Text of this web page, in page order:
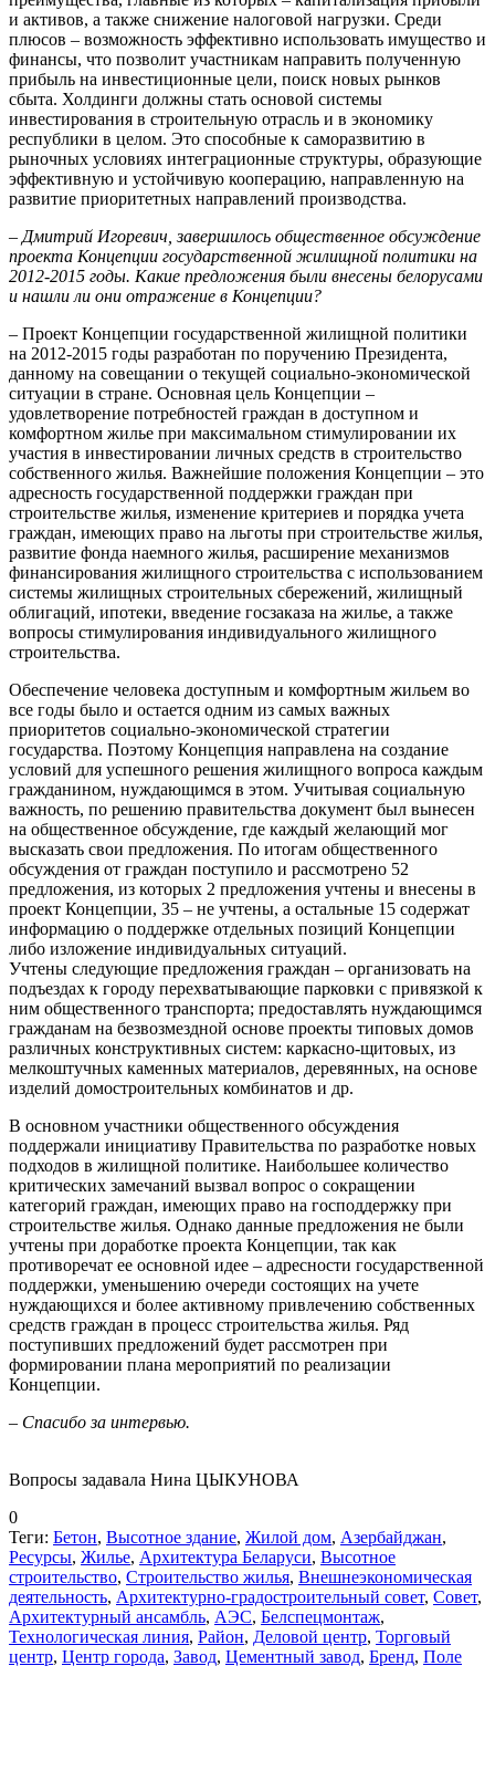
и активов, а также снижение налоговой нагрузки. Среди
плюсов – возможность эффективно использовать имущество и
финансы, что позволит участникам направить полученную
прибыль на инвестиционные цели, поиск новых рынков
сбыта. Холдинги должны стать основой системы
инвестирования в строительную отрасль и в экономику
республики в целом. Это способные к саморазвитию в
рыночных условиях интеграционные структуры, образующие
эффективную и устойчивую кооперацию, направленную на
развитие приоритетных направлений производства.
– Дмитрий Игоревич, завершилось общественное обсуждение
проекта Концепции государственной жилищной политики на
2012-2015 годы. Какие предложения были внесены белорусами
и нашли ли они отражение в Концепции?
– Проект Концепции государственной жилищной политики
на 2012-2015 годы разработан по поручению Президента,
данному на совещании о текущей социально-экономической
ситуации в стране. Основная цель Концепции –
удовлетворение потребностей граждан в доступном и
комфортном жилье при максимальном стимулировании их
участия в инвестировании личных средств в строительство
собственного жилья. Важнейшие положения Концепции – это
адресность государственной поддержки граждан при
строительстве жилья, изменение критериев и порядка учета
граждан, имеющих право на льготы при строительстве жилья,
развитие фонда наемного жилья, расширение механизмов
финансирования жилищного строительства с использованием
системы жилищных строительных сбережений, жилищный
облигаций, ипотеки, введение госзаказа на жилье, а также
вопросы стимулирования индивидуального жилищного
строительства.
Обеспечение человека доступным и комфортным жильем во
все годы было и остается одним из самых важных
приоритетов социально-экономической стратегии
государства. Поэтому Концепция направлена на создание
условий для успешного решения жилищного вопроса каждым
гражданином, нуждающимся в этом. Учитывая социальную
важность, по решению правительства документ был вынесен
на общественное обсуждение, где каждый желающий мог
высказать свои предложения. По итогам общественного
обсуждения от граждан поступило и рассмотрено 52
предложения, из которых 2 предложения учтены и внесены в
проект Концепции, 35 – не учтены, а остальные 15 содержат
информацию о поддержке отдельных позиций Концепции
либо изложение индивидуальных ситуаций.
Учтены следующие предложения граждан – организовать на
подъездах к городу перехватывающие парковки с привязкой к
ним общественного транспорта; предоставлять нуждающимся
гражданам на безвозмездной основе проекты типовых домов
различных конструктивных систем: каркасно-щитовых, из
мелкоштучных каменных материалов, деревянных, на основе
изделий домостроительных комбинатов и др.
В основном участники общественного обсуждения
поддержали инициативу Правительства по разработке новых
подходов в жилищной политике. Наибольшее количество
критических замечаний вызвал вопрос о сокращении
категорий граждан, имеющих право на господдержку при
строительстве жилья. Однако данные предложения не были
учтены при доработке проекта Концепции, так как
противоречат ее основной идее – адресности государственной
поддержки, уменьшению очереди состоящих на учете
нуждающихся и более активному привлечению собственных
средств граждан в процесс строительства жилья. Ряд
поступивших предложений будет рассмотрен при
формировании плана мероприятий по реализации
Концепции.
– Спасибо за интервью.
Вопросы задавала Нина ЦЫКУНОВА
0
Теги: Бетон, Высотное здание, Жилой дом, Азербайджан,
Ресурсы, Жилье, Архитектура Беларуси, Высотное
строительство, Строительство жилья, Внешнеэкономическая
деятельность, Архитектурно-градостроительный совет, Совет,
Архитектурный ансамбль, АЭС, Белспецмонтаж,
Технологическая линия, Район, Деловой центр, Торговый
центр, Центр города, Завод, Цементный завод, Бренд, Поле